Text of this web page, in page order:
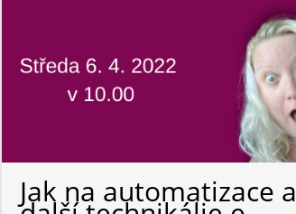
Jak na automatizace a